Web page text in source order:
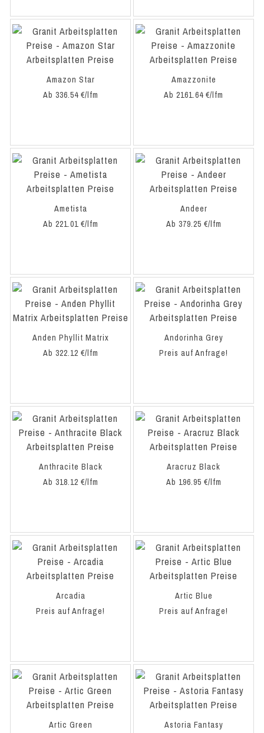
Amazon Star
Ab 336.54 €/lfm
Amazzonite
Ab 2161.64 €/lfm
Ametista
Ab 221.01 €/lfm
Andeer
Ab 379.25 €/lfm
Anden Phyllit Matrix
Ab 322.12 €/lfm
Andorinha Grey
Preis auf Anfrage!
Anthracite Black
Ab 318.12 €/lfm
Aracruz Black
Ab 196.95 €/lfm
Arcadia
Preis auf Anfrage!
Artic Blue
Preis auf Anfrage!
Artic Green Astoria Fantasy